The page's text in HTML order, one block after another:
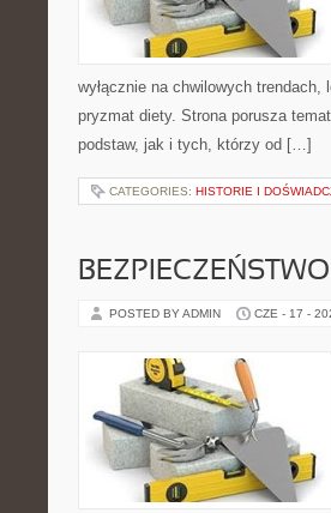
wyłącznie na chwilowych
pryzmat diety. Strona porusza
podstaw, jak i tych, którzy od […]
CATEGORIES: HISTORIE I
BEZPIECZEŃSTWO
POSTED BY ADMIN CZE - 17 -